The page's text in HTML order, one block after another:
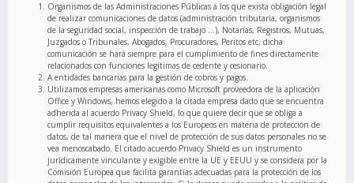
Organismos de las Administraciones Públicas a los que exista obligación legal
de realizar comunicaciones de datos (administración tributaria, organismos
de la seguridad social, inspección de trabajo …), Notarías, Registros, Mutuas,
Juzgados o Tribunales, Abogados, Procuradores, Peritos etc, dicha
comunicación se hará siempre para el cumplimiento de fines directamente
relacionados con funciones legítimas de cedente y cesionario.
A entidades bancarias para la gestión de cobros y pagos.
Utilizamos empresas americanas como Microsoft proveedora de la aplicación
Office y Windows, hemos elegido a la citada empresa dado que se encuentra
adherida al acuerdo Privacy Shield, lo que quiere decir que se obliga a
cumplir requisitos equivalentes a los Europeos en materia de protección de
datos, de tal manera que el nivel de protección de sus datos personales no se
vea menoscabado. El citado acuerdo Privacy Shield es un instrumento
jurídicamente vinculante y exigible entre la UE y EEUU y se considera por la
Comisión Europea que facilita garantías adecuadas para la protección de los